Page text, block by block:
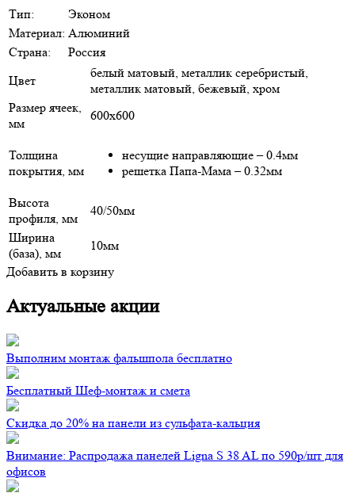
Тип:
Эконом
Материал: Алюминий
Страна:
Россия
Цвет
белый матовый, металлик серебристый,
металлик матовый, бежевый, хром
Размер ячеек,
мм
600х600
Толщина
покрытия, мм
несущие направляющие – 0.4мм
решетка Папа-Мама – 0.32мм
Высота
профиля, мм
40/50мм
Ширина
(база), мм
10мм
Добавить в корзину
Актуальные акции
Выполним монтаж фальшпола бесплатно
Бесплатный Шеф-монтаж и смета
Скидка до 20% на панели из сульфата-кальция
Внимание: Распродажа панелей Ligna S 38 AL по 590р/шт для
офисов